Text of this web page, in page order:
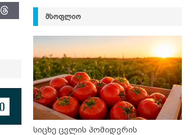
ᲛᲡᲝᲤᲚᲘᲝ
სიცხე ცვლის პომიდვრის